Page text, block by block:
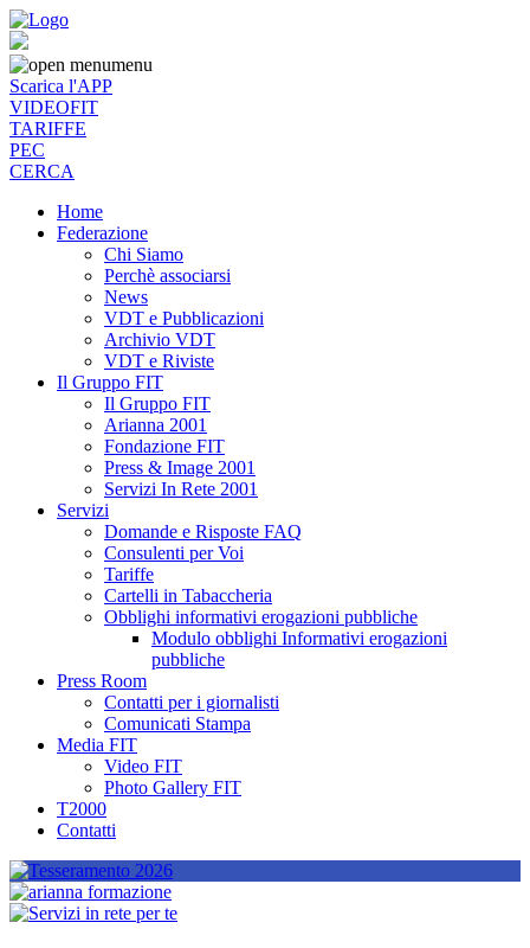
menu
Scarica l'APP
VIDEOFIT
TARIFFE
PEC
CERCA
Home
Federazione
Chi Siamo
Perchè associarsi
News
VDT e Pubblicazioni
Archivio VDT
VDT e Riviste
Il Gruppo FIT
Il Gruppo FIT
Arianna 2001
Fondazione FIT
Press & Image 2001
Servizi In Rete 2001
Servizi
Domande e Risposte FAQ
Consulenti per Voi
Tariffe
Cartelli in Tabaccheria
Obblighi informativi erogazioni pubbliche
Modulo obblighi Informativi erogazioni
pubbliche
Press Room
Contatti per i giornalisti
Comunicati Stampa
Media FIT
Video FIT
Photo Gallery FIT
T2000
Contatti